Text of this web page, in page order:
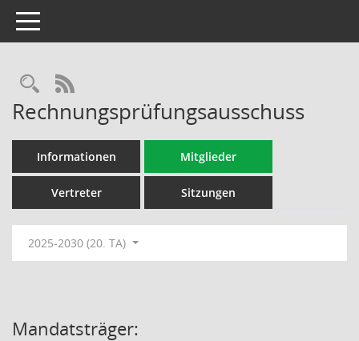
Toggle navigation
Rechercheauswahl
RSS-Feed
Rechnungsprüfungsausschuss
Informationen Mitglieder
Vertreter Sitzungen
2025-2030 (20. TA)
Mandatsträger: